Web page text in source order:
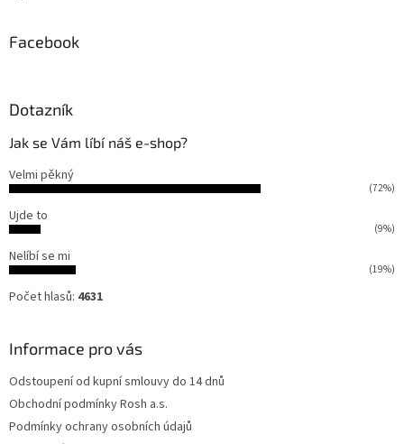
Facebook
Dotazník
Jak se Vám líbí náš e-shop?
Velmi pěkný
(72%)
Ujde to
(9%)
Nelíbí se mi
(19%)
Počet hlasů: 4631
Informace pro vás
Odstoupení od kupní smlouvy do 14 dnů
Obchodní podmínky Rosh a.s.
Podmínky ochrany osobních údajů